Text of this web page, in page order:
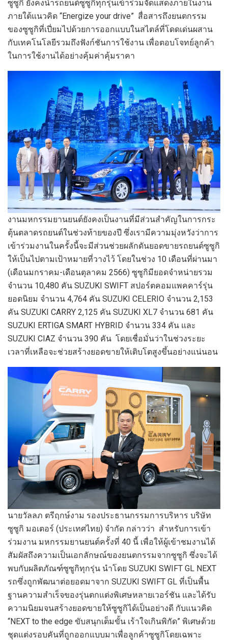
ซูซูกิ ยังคงนำรถยนต์ซูซูกิทุกรุ่นเข้าร่วมจัดแสดงภายในงาน
ภายใต้แนวคิด “Energize your drive” สื่อสารถึงยนตกรรม
ของซูซูกิที่เปี่ยมไปด้วยการออกแบบในสไตล์ที่โดดเด่นผสาน
กับเทคโนโลยีรวมถึงฟังก์ชันการใช้งาน เพื่อตอบโจทย์ลูกค้า
ในการใช้งานได้อย่างคุ้มค่าคุ้มราคา
งานมหกรรมยานยนต์ยังคงเป็นงานที่มีส่วนสำคัญในการกระ
ตุ้นตลาดรถยนต์ในช่วงท้ายของปี ซึ่งเรามีความมุ่งหวังว่าการ
เข้าร่วมงานในครั้งนี้จะมีส่วนช่วยผลักดันยอดขายรถยนต์ซูซูกิ
ให้เป็นไปตามเป้าหมายที่วางไว้ โดยในช่วง 10 เดือนที่ผ่านมา
(เดือนมกราคม-เดือนตุลาคม 2566) ซูซูกิมียอดจำหน่ายรวม
จำนวน 10,480 คัน SUZUKI SWIFT สปอร์ตคอมแพคคาร์รุ่น
ยอดนิยม จำนวน 4,764 คัน SUZUKI CELERIO จำนวน 2,153
คัน SUZUKI CARRY 2,125 คัน SUZUKI XL7 จำนวน 681 คัน
SUZUKI ERTIGA SMART HYBRID จำนวน 334 คัน และ
SUZUKI CIAZ จำนวน 390 คัน โดยเชื่อมั่นว่าในช่วงระยะ
เวลาที่เหลือจะช่วยสร้างยอดขายให้เติบโตสูงขึ้นอย่างแน่นอน
นายวัลลภ ตรีฤกษ์งาม รองประธานกรรมการบริหาร บริษัท
ซูซูกิ มอเตอร์ (ประเทศไทย) จำกัด กล่าวว่า สำหรับการเข้า
ร่วมงาน มหกรรมยานยนต์ครั้งที่ 40 นี้ เพื่อให้ผู้เข้าชมงานได้
สัมผัสถึงความเป็นเอกลักษณ์ของยนตกรรมจากซูซูกิ ซึ่งจะได้
พบกับผลิตภัณฑ์ซูซูกิทุกรุ่น นำโดย SUZUKI SWIFT GL NEXT
รถซึ่งถูกพัฒนาต่อยอดมาจาก SUZUKI SWIFT GL ที่เป็นพื้น
ฐานความสำเร็จของรุ่นตกแต่งพิเศษหลายเวอร์ชัน และได้รับ
ความนิยมจนสร้างยอดขายให้ซูซูกิได้เป็นอย่างดี กับแนวคิด
“NEXT to the edge ขับสนุกเต็มขั้น เร้าใจเกินพิกัด” พิเศษด้วย
ชุดแต่งรอบคันที่ถูกออกแบบมาเพื่อลูกค้าซูซูกิโดยเฉพาะ